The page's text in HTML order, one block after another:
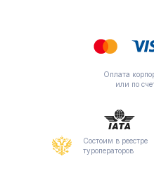
Оплата
или по
Состоим в реестре
туроператоров